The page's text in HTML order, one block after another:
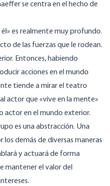
se centra en el hecho de
él» es realmente muy profundo.
de las fuerzas que le rodean.
Entonces, habiendo
acciones en el mundo
tiende a mirar el teatro
actor que «vive en la mente»
actor en el mundo exterior.
es una abstracción. Una
demás de diversas maneras
y actuará de forma
mantener el valor del